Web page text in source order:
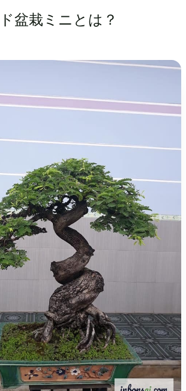
盆栽ミニとは？